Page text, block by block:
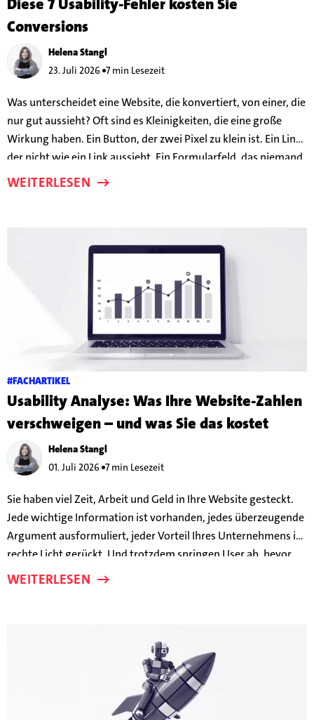
Conversions
Helena Stangl
23. Juli 2026 7 min Lesezeit
Was unterscheidet eine Website, die konvertiert, von einer, die
nur gut aussieht? Oft sind es Kleinigkeiten, die eine große
Wirkung haben. Ein Button, der zwei Pixel zu klein ist. Ein Link,
der nicht wie ein Link aussieht. Ein Formularfeld, das niemand
braucht. Diese Details können darüber entscheiden, ob
WEITERLESEN
#FACHARTIKEL
Usability Analyse: Was Ihre Website-Zahlen
verschweigen – und was Sie das kostet
Helena Stangl
01. Juli 2026 7 min Lesezeit
Sie haben viel Zeit, Arbeit und Geld in Ihre Website gesteckt.
Jede wichtige Information ist vorhanden, jedes überzeugende
Argument ausformuliert, jeder Vorteil Ihres Unternehmens ins
rechte Licht gerückt. Und trotzdem springen User ab, bevor
Conversion passiert. Aber warum?
WEITERLESEN